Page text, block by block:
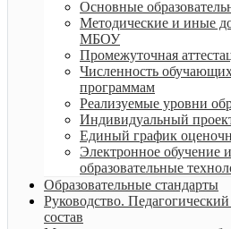
Основные
Методические и иные
МБОУ
Промежуточная
Численность
программам
Реализуемые уровни
Индивидуальный
Единый график
Электронное обучение
образовательные
Образовательные стандарты
Руководство.
состав